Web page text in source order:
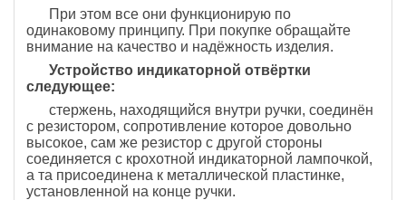
При этом все они функционирую по
одинаковому принципу. При покупке обращайте
внимание на качество и надёжность изделия.
Устройство индикаторной отвёртки
следующее:
стержень, находящийся внутри ручки, соединён
с резистором, сопротивление которое довольно
высокое, сам же резистор с другой стороны
соединяется с крохотной индикаторной лампочкой,
а та присоединена к металлической пластинке,
установленной на конце ручки.